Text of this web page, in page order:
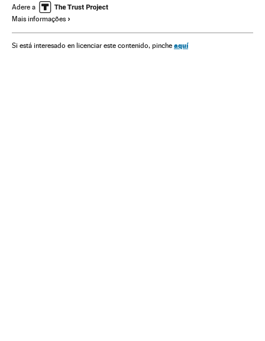
Caso Petrobras Polícia Federal
Financiamento ilegal Financiamento partidos
Adere a
Mais informações
Si está interesado en licenciar este contenido, pinche aquí